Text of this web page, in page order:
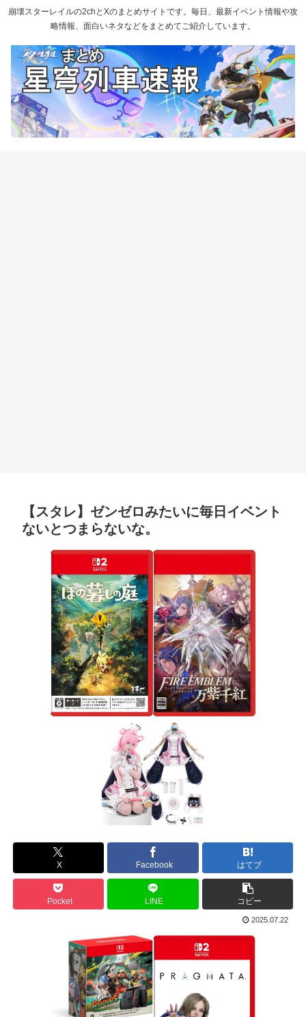
崩壊スターレイルの2chとXのまとめサイトです。毎日、最新イベント情報や攻
略情報、面白いネタなどをまとめてご紹介しています。
【スタレ】ゼンゼロみたいに毎日イベント
ないとつまらないな。
X Facebook はてブ
Pocket LINE コピー
2025.07.22